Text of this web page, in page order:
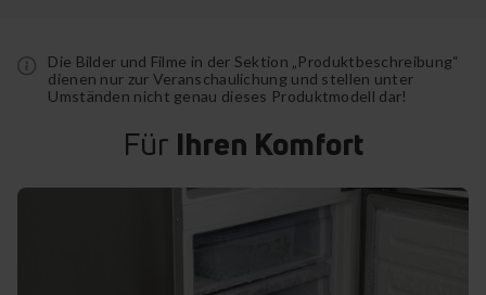
Die Bilder und Filme in der Sektion „Produktbeschreibung“
dienen nur zur Veranschaulichung und stellen unter
Umständen nicht genau dieses Produktmodell dar!
Für Ihren Komfort